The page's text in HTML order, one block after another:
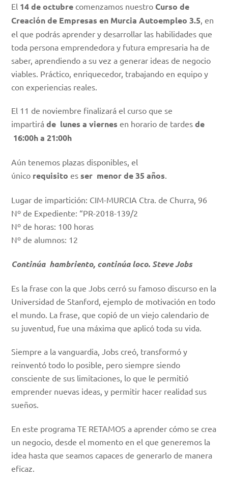
El 14 de octubre comenzamos nuestroCurso de
Creación de Empresas en Murcia Autoempleo 3.5 , en
el que podrás aprender y desarrollar las habilidades que
toda persona emprendedora y futura empresaria ha de
saber, aprendiendo a su vez a generar ideas de negocio
viables. Práctico, enriquecedor, trabajando en equipo y
con experiencias reales.
El 11 de noviembre finalizará el curso que se
impartiráde lunes a viernes en horario de tardesde
16:00h a 21:00h
Aún tenemos plazas disponibles, el
único requisito esser menor de 35 años.
Lugar de impartición: CIM-MURCIA Ctra. de Churra, 96
Nº de Expediente: “PR-2018-139/2
Nº de horas: 100 horas
Nº de alumnos: 12
Continúa hambriento, continúa loco. Steve Jobs
Es la frase con la que Jobs cerró su famoso discurso en la
Universidad de Stanford, ejemplo de motivación en todo
el mundo. La frase, que copió de un viejo calendario de
su juventud, fue una máxima que aplicó toda su vida.
Siempre a la vanguardia, Jobs creó, transformó y
reinventó todo lo posible, pero siempre siendo
consciente de sus limitaciones, lo que le permitió
emprender nuevas ideas, y permitir hacer realidad sus
sueños.
En este programa TE RETAMOS a aprender cómo se crea
un negocio, desde el momento en el que generemos la
idea hasta que seamos capaces de generarlo de manera
eficaz.